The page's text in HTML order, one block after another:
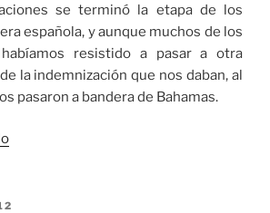
se terminó la etapa de los
española, y aunque muchos de los
resistido a pasar a otra
la indemnización que nos daban, al
pasaron a bandera de Bahamas.
«Capítulo
Buque